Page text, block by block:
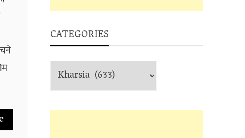
CATEGORIES
Categories